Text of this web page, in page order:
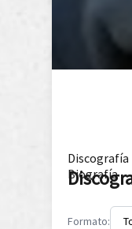
Discografía
Biografía
Formato: